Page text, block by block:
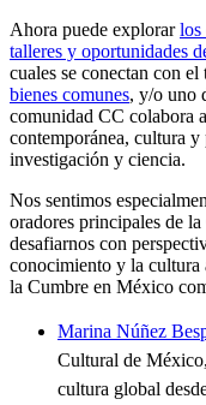
Ahora puede explorarlos
talleres y oportunidades
cuales se conectan con
bienes comunes, y/o uno
comunidad CC colabora
contemporánea, cultura
investigación y ciencia.
Nos sentimos
oradores principales de
desafiarnos con
conocimiento y la cultura
la Cumbre en México
Marina Núñez
Cultural de
cultura global